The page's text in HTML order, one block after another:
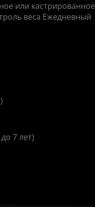
или кастрированное
веса Ежедневный
7 лет)